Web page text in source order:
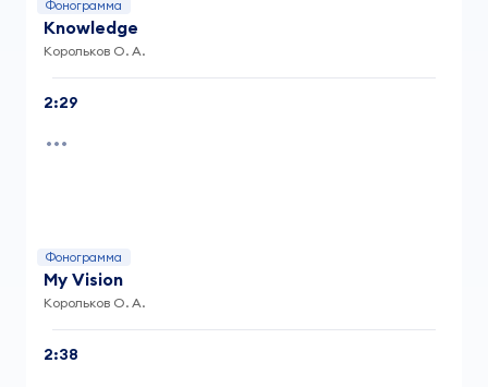
Фонограмма
Knowledge
Корольков О. А.
2:29
Фонограмма
My Vision
Корольков О. А.
2:38